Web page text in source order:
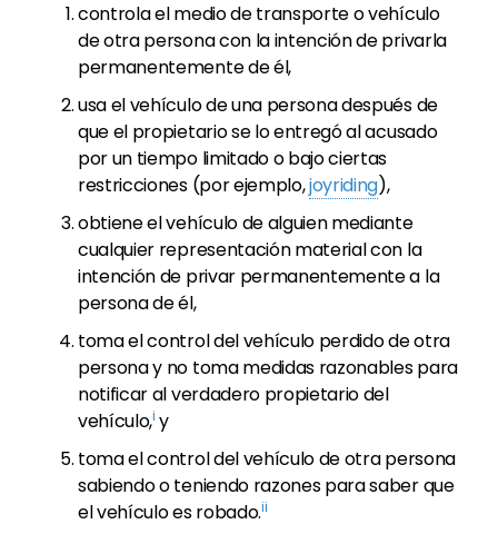
controla el medio de transporte o vehículo
de otra persona con la intención de privarla
permanentemente de él,
usa el vehículo de una persona después de
que el propietario se lo entregó al acusado
por un tiempo limitado o bajo ciertas
restricciones (por ejemplo,joyriding),
obtiene el vehículo de alguien mediante
cualquier representación material con la
intención de privar permanentemente a la
persona de él,
toma el control del vehículo perdido de otra
persona y no toma medidas razonables para
notificar al verdadero propietario del
vehículo,i y
toma el control del vehículo de otra persona
sabiendo o teniendo razones para saber que
el vehículo es robado.ii